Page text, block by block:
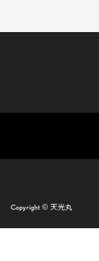
Copyright ©天光丸